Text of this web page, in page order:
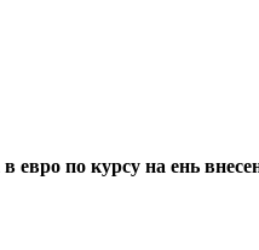
евро по курсу на ень